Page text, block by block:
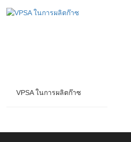
VPSA ในการผลิตก๊าซ